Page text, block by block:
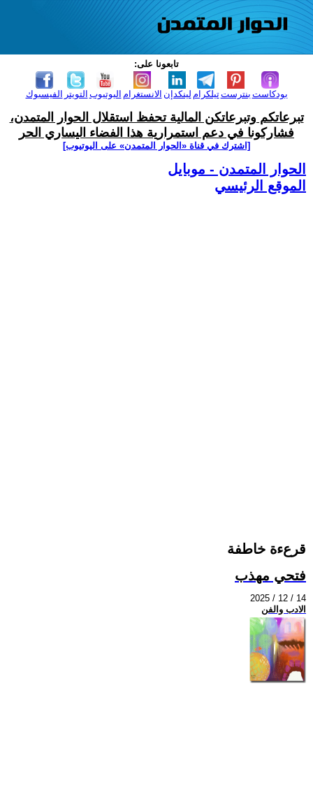
تابعونا على:
الفيسبوك التويتر اليوتيوب الانستغرام لينكدإن تيلكرامبنترست بودكاست
تبرعاتكم وتبرعاتكن المالية تحفظ استقلال الحوار المتمدن،
فشاركونا في دعم استمرارية هذا الفضاء اليساري الحر
[اشترك في قناة ‫«الحوار المتمدن» على اليوتيوب]
الحوار المتمدن - موبايل
الموقع الرئيسي
قرعءة خاطفة
فتحي مهذب
2025 / 12 / 14
الادب والفن